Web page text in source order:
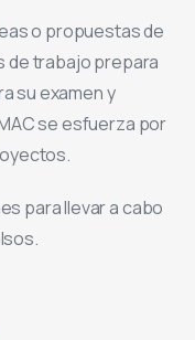
o propuestas de
de trabajo prepara
su examen y
se esfuerza por
para llevar a cabo